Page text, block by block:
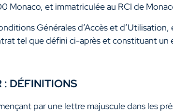
Monaco, et immatriculée au RCI de
Générales d’Accès et
tel que défini ci-après et constituant un
: DÉFINITIONS
par une lettre majuscule dans les